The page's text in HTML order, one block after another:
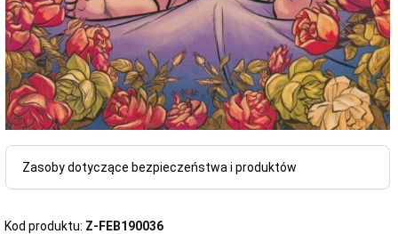
Zasoby dotyczące bezpieczeństwa i produktów
Kod produktu: Z-FEB190036